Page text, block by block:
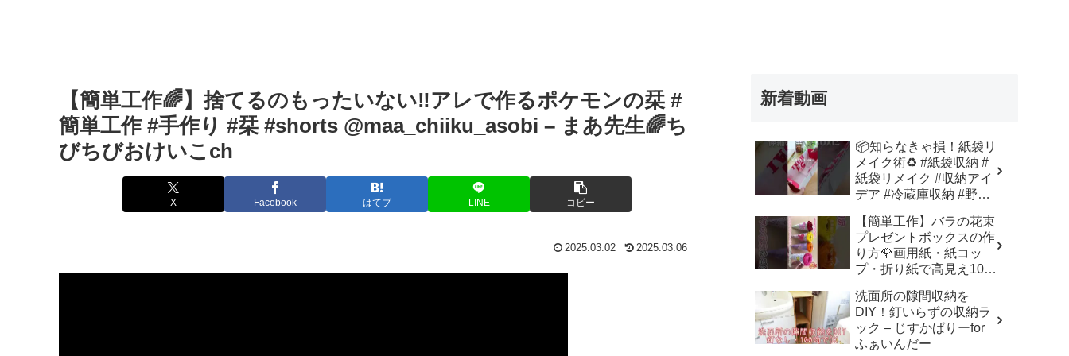
【簡単工作🌈】捨てるのもったいない‼️アレで作るポケモンの栞 #
簡単工作 #手作り #栞 #shorts @maa_chiiku_asobi – まあ先生🌈ち
びちびおけいこch
X Facebook はてブ LINE コピー
2025.03.02 2025.03.06
新着動画
📦知らなきゃ損！紙袋リ
メイク術♻️ #紙袋収納 #
紙袋リメイク #収納アイ
デア #冷蔵庫収納 #野菜
【簡単工作】バラの花束
プレゼントボックスの作
り方🌹画用紙・紙コッ
プ・折り紙で高見え100
寧！子供からシニアのレ
クリエーション／How to
make a rose – 簡単結び
方辞典 / How to tie
洗面所の隙間収納を
DIY！釘いらずの収納ラ
ック – じすかばりーfor
ふぁいんだー